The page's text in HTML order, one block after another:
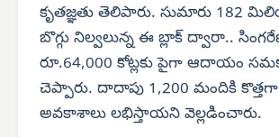
కృతజ్ఞతు తెలిపారు. సుమారు 182
బొగ్గు నిల్వలున్న ఈ బ్లాక్ ద్వారా..
రూ.64,000 కోట్లకు పైగా ఆదాయం
చెప్పారు. దాదాపు 1,200 మందికి
అవకాశాలు లభిస్తాయని వెల్లడించారు.